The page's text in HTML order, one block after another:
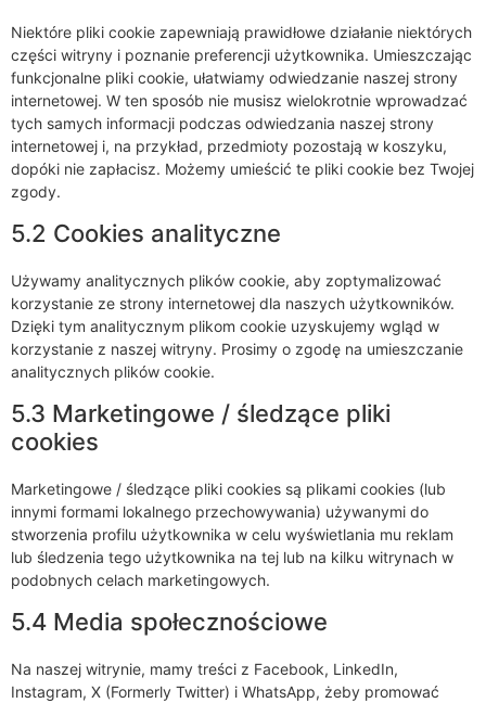
Niektóre pliki cookie zapewniają prawidłowe działanie niektórych
części witryny i poznanie preferencji użytkownika. Umieszczając
funkcjonalne pliki cookie, ułatwiamy odwiedzanie naszej strony
internetowej. W ten sposób nie musisz wielokrotnie wprowadzać
tych samych informacji podczas odwiedzania naszej strony
internetowej i, na przykład, przedmioty pozostają w koszyku,
dopóki nie zapłacisz. Możemy umieścić te pliki cookie bez Twojej
zgody.
5.2 Cookies analityczne
Używamy analitycznych plików cookie, aby zoptymalizować
korzystanie ze strony internetowej dla naszych użytkowników.
Dzięki tym analitycznym plikom cookie uzyskujemy wgląd w
korzystanie z naszej witryny. Prosimy o zgodę na umieszczanie
analitycznych plików cookie.
5.3 Marketingowe / śledzące pliki
cookies
Marketingowe / śledzące pliki cookies są plikami cookies (lub
innymi formami lokalnego przechowywania) używanymi do
stworzenia profilu użytkownika w celu wyświetlania mu reklam
lub śledzenia tego użytkownika na tej lub na kilku witrynach w
podobnych celach marketingowych.
5.4 Media społecznościowe
Na naszej witrynie, mamy treści z Facebook, LinkedIn,
Instagram, X (Formerly Twitter) i WhatsApp, żeby promować